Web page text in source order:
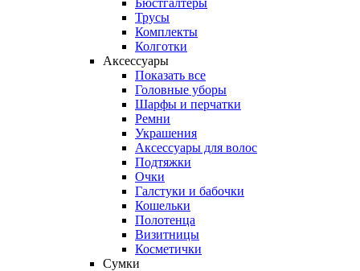
Бюстгалтеры
Трусы
Комплекты
Колготки
Аксессуары
Показать все
Головные уборы
Шарфы и перчатки
Ремни
Украшения
Аксессуары для волос
Подтяжки
Очки
Галстуки и бабочки
Кошельки
Полотенца
Визитницы
Косметички
Сумки